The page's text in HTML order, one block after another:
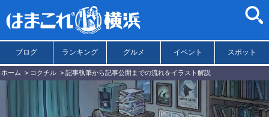
ブログ ランキング グルメ イベント スポット
ホーム コクチル 記事執筆から記事公開までの流れをイラスト解説